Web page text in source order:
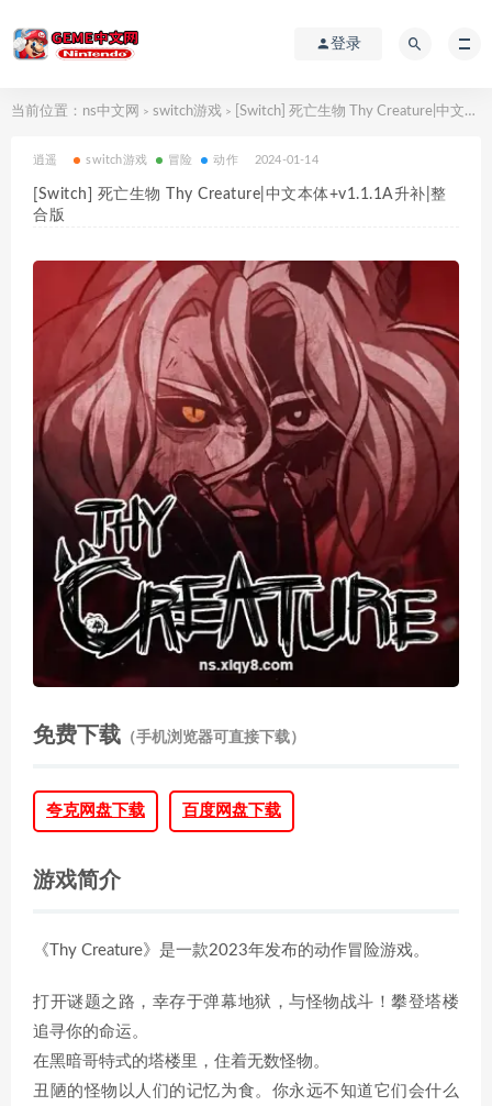
登录
当前位置： ns中文网 > switch游戏 > [Switch] 死亡生物 Thy Creature|中文本体+v1.1.1A升补|整合版
逍遥 switch游戏 冒险 动作 2024-01-14
[Switch] 死亡生物 Thy Creature|中文本体+v1.1.1A升补|整
合版
免费下载 （手机浏览器可直接下载）
夸克网盘下载 百度网盘下载
游戏简介
《Thy Creature》是一款2023年发布的动作冒险游戏。
打开谜题之路，幸存于弹幕地狱，与怪物战斗！攀登塔楼
追寻你的命运。
在黑暗哥特式的塔楼里，住着无数怪物。
丑陋的怪物以人们的记忆为食。你永远不知道它们会什么